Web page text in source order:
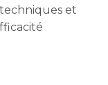
et